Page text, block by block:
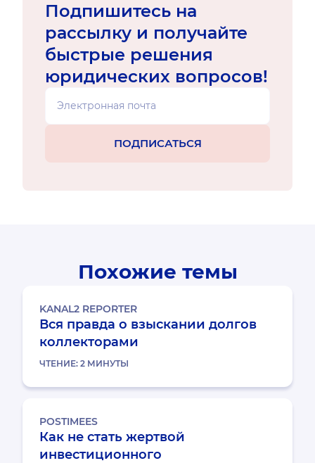
Подпишитесь на
рассылку и получайте
быстрые решения
юридических вопросов!
Похожие темы
KANAL2 REPORTER
Вся правда о взыскании долгов
коллекторами
ЧТЕНИЕ: 2 МИНУТЫ
POSTIMEES
Как не стать жертвой
инвестиционного